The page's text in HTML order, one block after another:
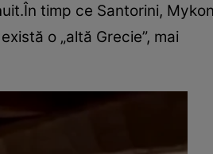
timp ce Santorini,
o „altă Grecie”, mai